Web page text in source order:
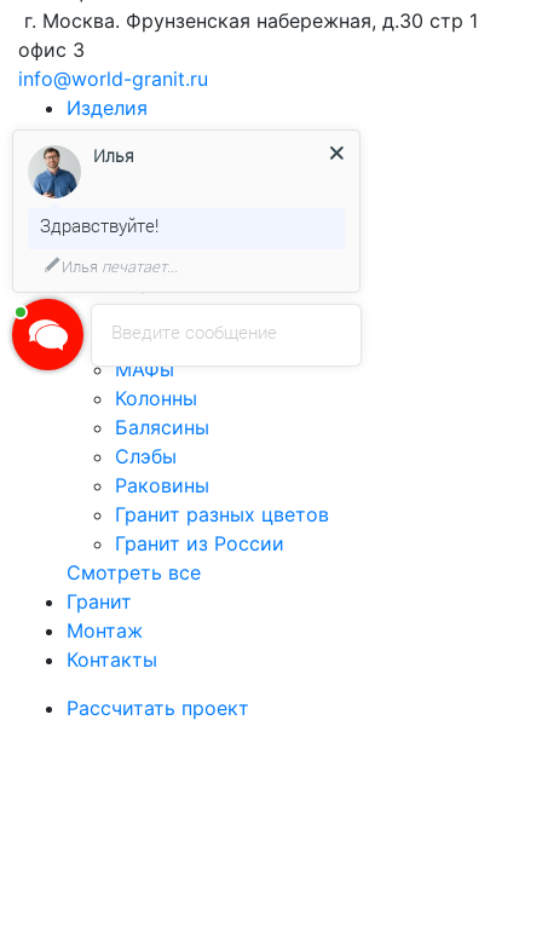
г. Москва. Фрунзенская набережная, д.30 стр 1
офис 3
info@world-granit.ru
Изделия
Виды продукциииз гранита
Брусчатка
Бортовой камень
Подоконники
Лестницы
МАФы
Колонны
Балясины
Слэбы
Раковины
Гранит разных цветов
Гранит из России
Смотреть все
Гранит
Монтаж
Контакты
Рассчитать проект
Введите сообщение
Илья
Здравствуйте!
Илья печатает...